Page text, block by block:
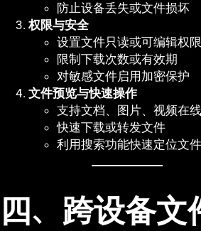
防止设备丢失或文件损坏
权限与安全
设置文件只读或可编辑权限
限制下载次数或有效期
对敏感文件启用加密保护
文件预览与快速操作
支持文档、图片、视频在
快速下载或转发文件
利用搜索功能快速定位文件
四、跨设备文